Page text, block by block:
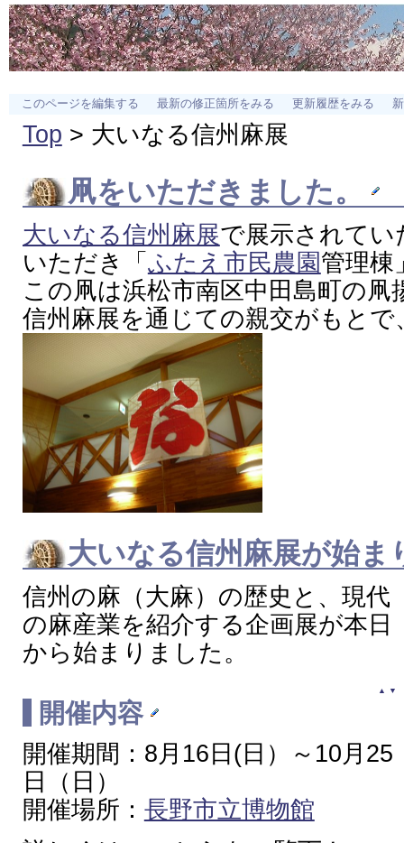
このページを編集する 最新の修正箇所をみる 更新履歴をみる
Top > 大いなる信州麻展
凧をいただきました。
大いなる信州麻展で展示されてい
いただき「 ふたえ市民農園 管理棟
この凧は浜松市南区中田島町の凧
信州麻展を通じての親交がもと
大いなる信州麻展が始ま
信州の麻（大麻）の歴史と、現代
の麻産業を紹介する企画展が本日
から始まりました。
▲ ▼
開催内容
開催期間：8月16日(日）～10月25
日（日）
開催場所： 長野市立博物館